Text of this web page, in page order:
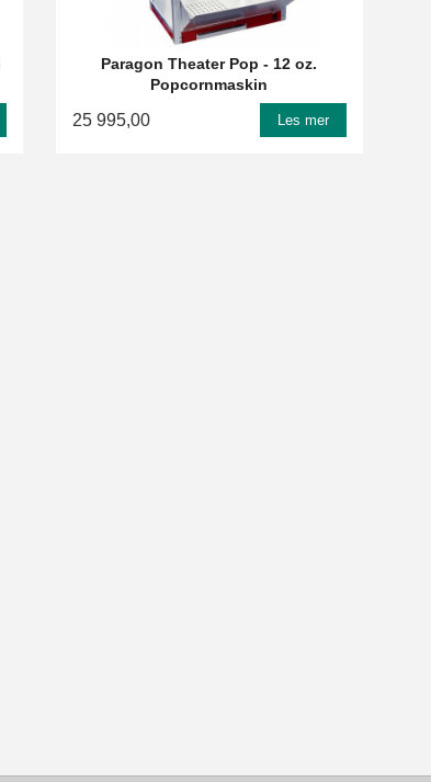
Paragon Theater Pop - 12 oz.
Popcornmaskin
25 995,00 Les mer